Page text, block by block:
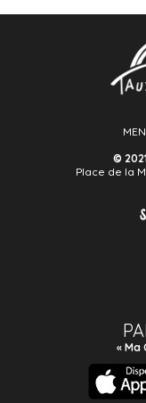
©
Place de la
« Ma